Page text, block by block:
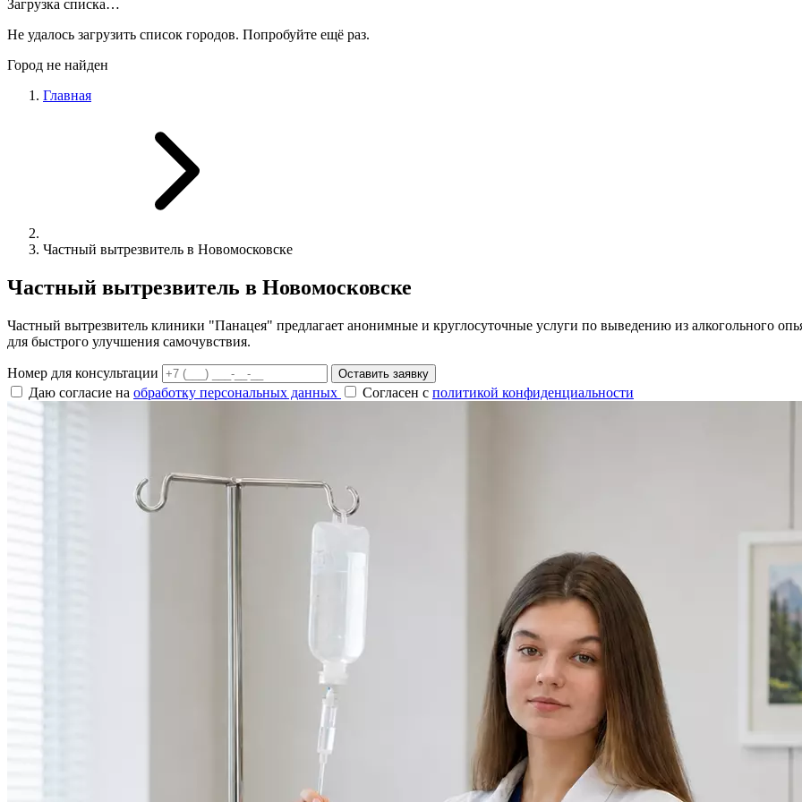
Загрузка списка…
Не удалось загрузить список городов. Попробуйте ещё раз.
Город не найден
Главная
Частный вытрезвитель в Новомосковске
Частный вытрезвитель в Новомосковске
Частный вытрезвитель клиники "Панацея" предлагает анонимные и круглосуточные услуги по выведению из алкогольного
для быстрого улучшения самочувствия.
Номер для консультации Оставить заявку
Даю согласие на обработку персональных данных Согласен с политикой конфиденциальности